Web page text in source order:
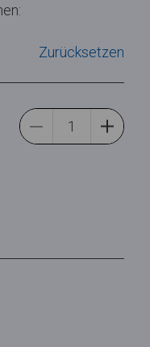
Zurücksetzen